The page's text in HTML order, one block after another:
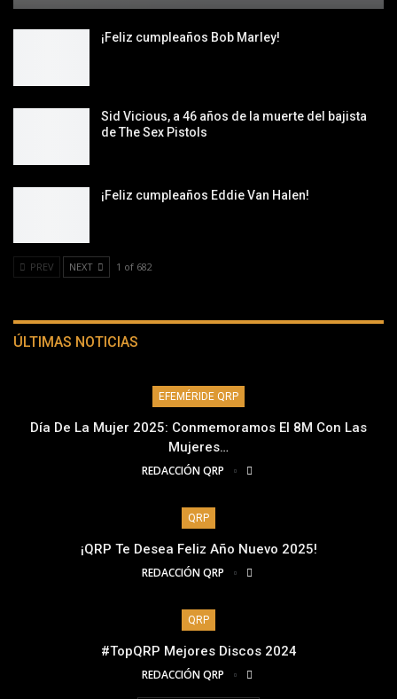
¡Feliz cumpleaños Bob Marley!
Sid Vicious, a 46 años de la muerte del bajista
de The Sex Pistols
¡Feliz cumpleaños Eddie Van Halen!
PREV NEXT 1 of 682
ÚLTIMAS NOTICIAS
EFEMÉRIDE QRP
Día De La Mujer 2025: Conmemoramos El 8M Con Las
Mujeres…
REDACCIÓN QRP
QRP
¡QRP Te Desea Feliz Año Nuevo 2025!
REDACCIÓN QRP
QRP
#TopQRP Mejores Discos 2024
REDACCIÓN QRP